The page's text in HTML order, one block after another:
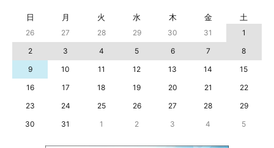
日 月 火 水 木 金 土
26 27 28 29 30 31
1
2
3 4 5 6 7
8
9
10 11 12 13 14
15
16
17 18 19 20 21
22
23
24 25 26 27 28
29
30
31 1 2 3 4 5